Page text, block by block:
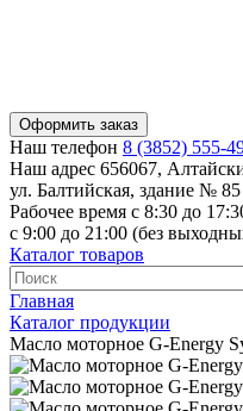
Оформить заказ
Наш телефон 8 (3852) 555-
Наш адрес 656067,
ул. Балтийская, здание № 85
Рабочее время с 8:30 до
с 9:00 до 21:00 (без
Каталог товаров
Главная
Каталог продукции
Масло моторное G-Energy